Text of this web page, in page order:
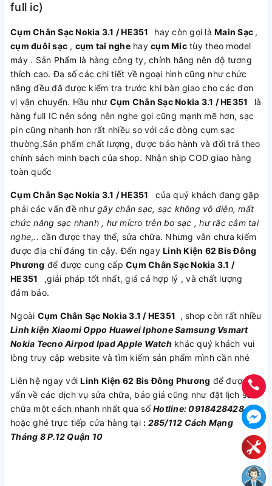
full ic)
Cụm Chân Sạc Nokia 3.1 / HE351 hay còn gọi là Main Sạc ,
cụm đuôi sạc , cụm tai nghehay cụm Mictùy theo model
máy . Sản Phẩm là hàng công ty, chính hãng nên độ tương
thích cao. Đa số các chi tiết về ngoại hình cũng như chức
năng đều đã được kiểm tra trước khi bàn giao cho các đơn
vị vận chuyển. Hầu như Cụm Chân Sạc Nokia 3.1 / HE351
là
hàng full IC nên sóng nên nghe gọi cũng mạnh mẽ hơn, sạc
pin cũng nhanh hơn rất nhiều so với các dòng cụm sạc
thường.Sản phẩm chất lượng, được bảo hành và đổi trả theo
chính sách minh bạch của shop. Nhận ship COD giao hàng
toàn quốc
Cụm Chân Sạc Nokia 3.1 / HE351
của quý khách đang gặp
phải các vấn đề như gãy chân sạc, sạc không vô điện, mất
chức năng sạc nhanh , hư mícro trên bo sạc , hư rắc cắm tai
nghe,.. cần được thay thế, sửa chữa. Nhưng vẫn chưa kiếm
được địa chỉ đáng tin cậy. Đến ngay Linh Kiện 62 Bis Đông
Phương để được cung cấp Cụm Chân Sạc Nokia 3.1 /
HE351
,giải pháp tốt nhất, giá cả hợp lý , và chất lượng
đảm bảo.
Ngoài Cụm Chân Sạc Nokia 3.1 / HE351 , shop còn rất nhiều
Linh kiện Xiaomi Oppo HuaweiIphoneSamsung Vsmart
Nokia Tecno Airpod IpadApple Watch khác quý khách vui
lòng truy cập website và tìm kiếm sản phẩm mình cần nhé
Liên hệ ngay vớiLinh Kiện 62 Bis Đông Phương để được tư
vấn về các dịch vụ sửa chữa, báo giá cũng như đặt lịch sửa
chữa một cách nhanh nhất qua sốHotline: 0918428428
hoặc ghé trực tiếp cửa hàng tại : 285/112 Cách Mạng
Tháng 8 P.12 Quận 10